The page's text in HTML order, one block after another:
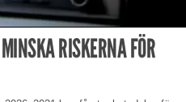
RISKERNA FÖR